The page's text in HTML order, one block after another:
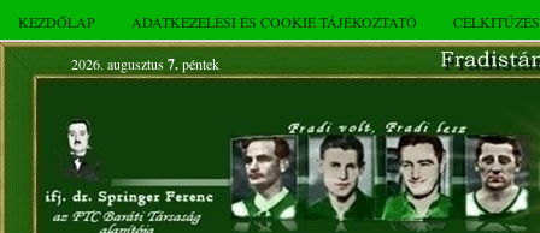
KEZDŐLAP ADATKEZELÉSI ÉS COOKIE TÁJÉKOZTATÓ
2026. augusztus 7.péntek